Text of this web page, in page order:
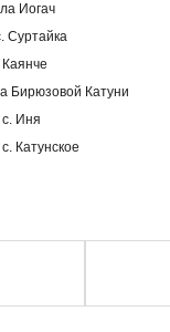
Иогач
Суртайка
Бирюзовой Катуни
с. Иня
Катунское